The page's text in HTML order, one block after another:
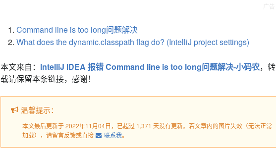
Command line is too long问题解决
What does the dynamic.classpath flag do? (IntelliJ project settings)
本文来自： IntelliJ IDEA 报错 Command line is too long问题解决-小码农，转
载请保留本条链接，感谢！
温馨提示：
本文最后更新于 2022年11月04日，已超过 1,371 天没有更新。若文章内的图片失效（无法正常
加载），请留言反馈或直接
联系我。